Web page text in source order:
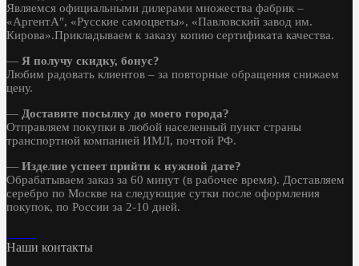
Являемся официальными дилерами множества фабрик –
«АргентА", «Русские самоцветы», «Павловский завод им.
Кирова».Прикладываем к заказу копию сертификата качества.
— Я получу скидку, бонус?
Любим радовать клиентов – за повторные обращения снижаем
цену.
— Доставите посылку до моего города?
Отправляем покупки в любой населенный пункт страны
транспортной компанией ИМЛ, почтой РФ.
— Изделие успеет прийти к нужной дате?
Обрабатываем заказ за 60 минут (в рабочее время). Доставляем
серебро по Москве на следующие сутки после оформления
покупок, по России за 2-10 дней.
Наши контакты